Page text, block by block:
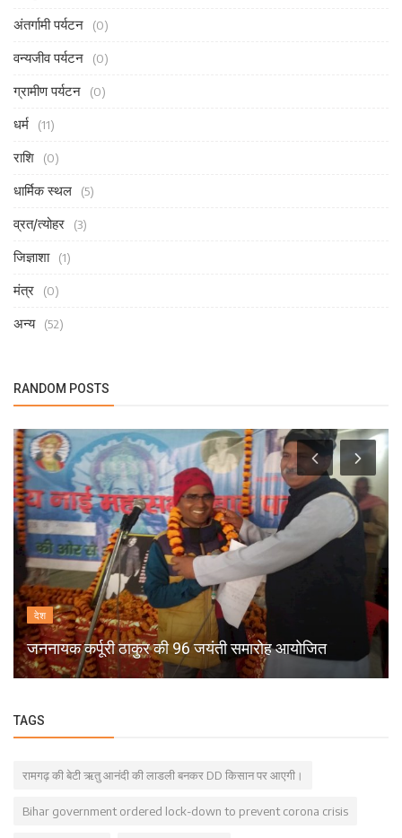
अंतर्गामी पर्यटन (0)
वन्यजीव पर्यटन (0)
ग्रामीण पर्यटन (0)
धर्म (11)
राशि (0)
धार्मिक स्थल (5)
व्रत/त्योहर (3)
जिज्ञाशा (1)
मंत्र (0)
अन्य (52)
RANDOM POSTS
देश
जननायक कर्पूरी ठाकुर की 96 जयंती समारोह आयोजित
TAGS
रामगढ़ की बेटी ऋतु आनंदी की लाडली बनकर DD किसान पर आएगी।
Bihar government ordered lock-down to prevent corona crisis